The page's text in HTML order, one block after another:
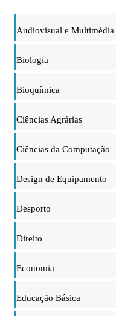
Audiovisual e Multimédia
Biologia
Bioquímica
Ciências Agrárias
Ciências da Computação
Design de Equipamento
Desporto
Direito
Economia
Educação Básica